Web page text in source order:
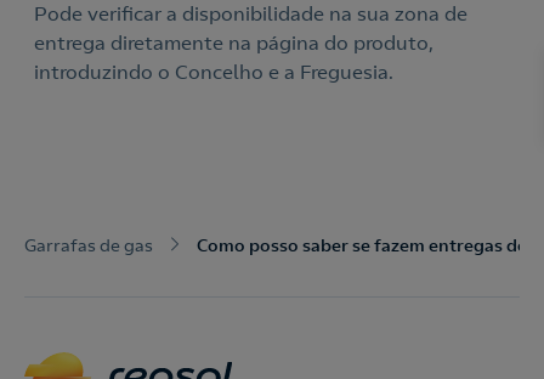
Contacte-nos para novas contratações
Nós ligamos!
Pode verificar a disponibilidade na sua zona de
entrega diretamente na página do produto,
introduzindo o Concelho e a Freguesia.
Garrafas de gas Como posso saber se fazem entregas de